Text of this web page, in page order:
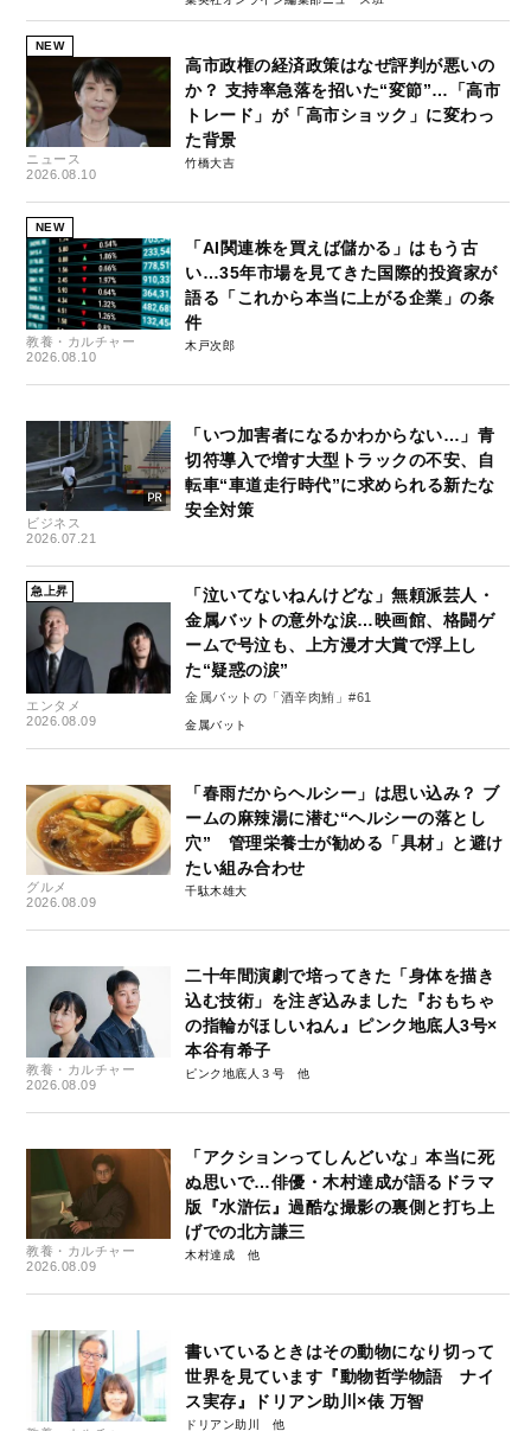
NEW
ニュース
2026.08.10
高市政権の経済政策はなぜ評判が悪いの
か？ 支持率急落を招いた“変節”…「高市
トレード」が「高市ショック」に変わっ
た背景
竹橋大吉
NEW
教養・カルチャー
2026.08.10
「AI関連株を買えば儲かる」はもう古
い…35年市場を見てきた国際的投資家が
語る「これから本当に上がる企業」の条
件
木戸次郎
ビジネス
2026.07.21
「いつ加害者になるかわからない…」青
切符導入で増す大型トラックの不安、自
転車“車道走行時代”に求められる新たな
安全対策
急上昇
エンタメ
2026.08.09
「泣いてないねんけどな」無頼派芸人・
金属バットの意外な涙…映画館、格闘ゲ
ームで号泣も、上方漫才大賞で浮上し
た“疑惑の涙”
金属バットの「酒辛肉鮪」#61
金属バット
グルメ
2026.08.09
「春雨だからヘルシー」は思い込み？ ブ
ームの麻辣湯に潜む“ヘルシーの落とし
穴” 管理栄養士が勧める「具材」と避け
たい組み合わせ
千駄木雄大
教養・カルチャー
2026.08.09
二十年間演劇で培ってきた「身体を描き
込む技術」を注ぎ込みました『おもちゃ
の指輪がほしいねん』ピンク地底人3号×
本谷有希子
ピンク地底人３号
教養・カルチャー
2026.08.09
「アクションってしんどいな」本当に死
ぬ思いで…俳優・木村達成が語るドラマ
版『水滸伝』過酷な撮影の裏側と打ち上
げでの北方謙三
木村達成
書いているときはその動物になり切って
世界を見ています『動物哲学物語 ナイ
ス実存』ドリアン助川×俵 万智
ドリアン助川